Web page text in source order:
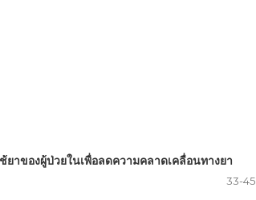
าของผู้ป่วยในเพื่อลดความคลาดเคลื่อนทางยา
33-45